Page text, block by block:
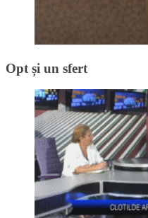
Opt și un sfert